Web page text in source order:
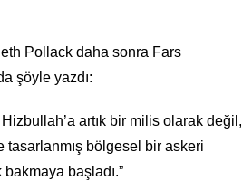
Pollack daha sonra Fars
şöyle yazdı:
artık bir milis olarak değil,
tasarlanmış bölgesel bir askeri
başladı.”